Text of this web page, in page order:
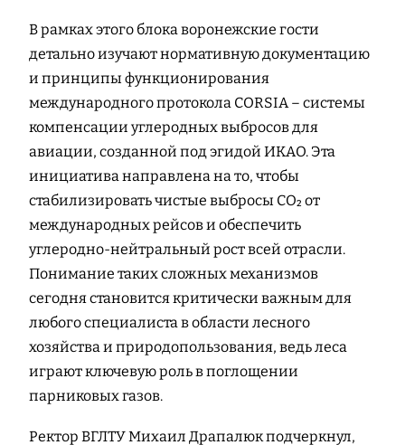
В рамках этого блока воронежские гости
детально изучают нормативную документацию
и принципы функционирования
международного протокола CORSIA – системы
компенсации углеродных выбросов для
авиации, созданной под эгидой ИКАО. Эта
инициатива направлена на то, чтобы
стабилизировать чистые выбросы CO₂ от
международных рейсов и обеспечить
углеродно-нейтральный рост всей отрасли.
Понимание таких сложных механизмов
сегодня становится критически важным для
любого специалиста в области лесного
хозяйства и природопользования, ведь леса
играют ключевую роль в поглощении
парниковых газов.
Ректор ВГЛТУ Михаил Драпалюк подчеркнул,